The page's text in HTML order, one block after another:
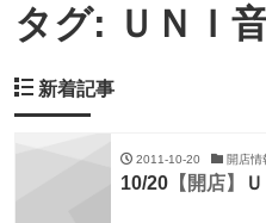
タグ: ＵＮＩ
新着記事
2011-10-20 開店情
10/20 【開店】